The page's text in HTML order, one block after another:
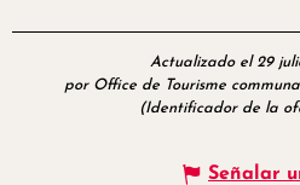
Actualizado el 29
por Office de Tourisme
(Identificador de la
Señalar